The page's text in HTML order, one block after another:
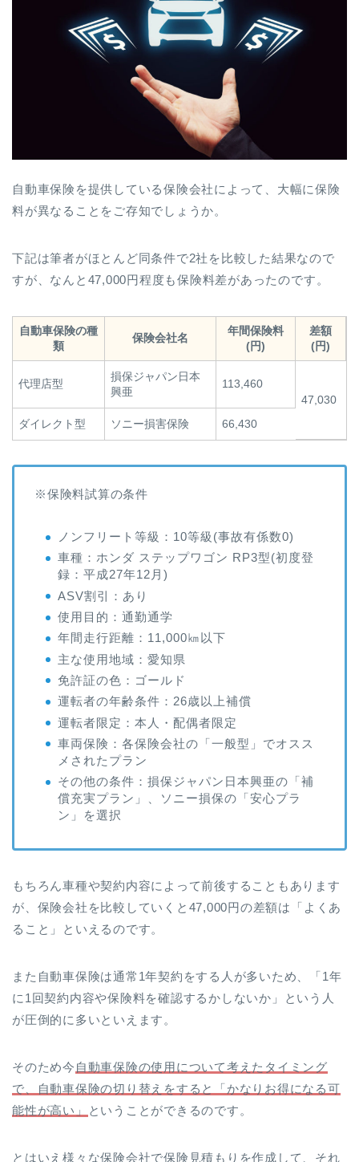
自動車保険を提供している保険会社によって、大幅に保険
料が異なることをご存知でしょうか。
下記は筆者がほとんど同条件で2社を比較した結果なので
すが、なんと47,000円程度も保険料差があったのです。
自動車保険の種
類
保険会社名
年間保険料
(円)
差額
(円)
代理店型
損保ジャパン日本
興亜
113,460
47,030
ダイレクト型
ソニー損害保険 66,430
※保険料試算の条件
ノンフリート等級：10等級(事故有係数0)
車種：ホンダ ステップワゴン RP3型(初度登
録：平成27年12月)
ASV割引：あり
使用目的：通勤通学
年間走行距離：11,000㎞以下
主な使用地域：愛知県
免許証の色：ゴールド
運転者の年齢条件：26歳以上補償
運転者限定：本人・配偶者限定
車両保険：各保険会社の「一般型」でオスス
メされたプラン
その他の条件：損保ジャパン日本興亜の「補
償充実プラン」、ソニー損保の「安心プラ
ン」を選択
もちろん車種や契約内容によって前後することもあります
が、保険会社を比較していくと47,000円の差額は「よくあ
ること」といえるのです。
また自動車保険は通常1年契約をする人が多いため、「1年
に1回契約内容や保険料を確認するかしないか」という人
が圧倒的に多いといえます。
そのため今 自動車保険の使用について考えたタイミング
で、自動車保険の切り替えをすると「かなりお得になる可
能性が高い」
ということができるのです。
とはいえ様々な保険会社で保険見積もりを作成して、それ